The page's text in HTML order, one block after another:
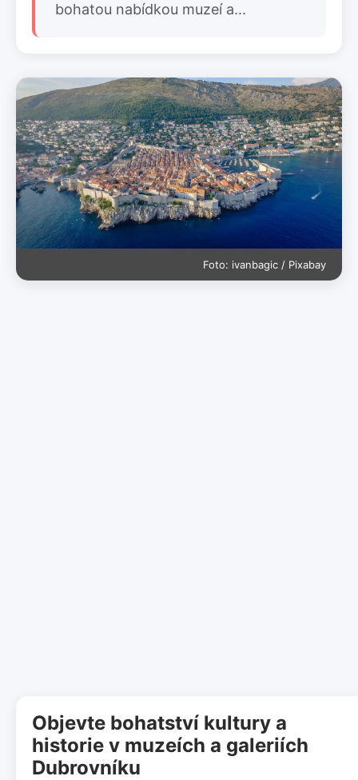
bohatou nabídkou muzeí a...
Foto: ivanbagic / Pixabay
Objevte bohatství kultury a
historie v muzeích a galeriích
Dubrovníku